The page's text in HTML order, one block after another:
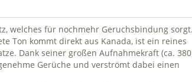
welches für nochmehr Geruchsbindung sorgt.
Ton kommt direkt aus Kanada, ist ein reines
Dank seiner großen Aufnahmekraft (ca. 380
Gerüche und verströmt dabei einen